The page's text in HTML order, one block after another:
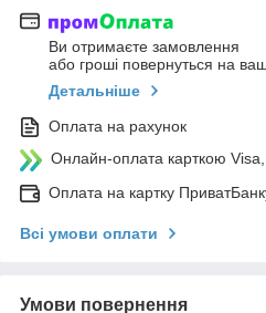
Ви отримаєте замовлення
або гроші повернуться на
Детальніше
Оплата на рахунок
Онлайн-оплата карткою
Оплата на картку
Всі умови оплати
Умови повернення